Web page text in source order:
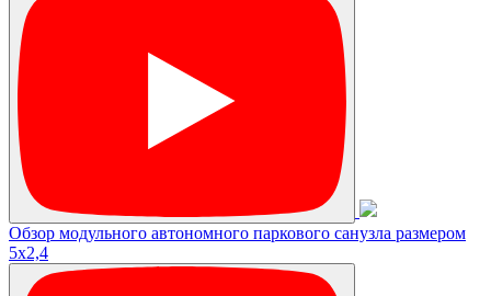
Обзор модульного автономного паркового санузла размером
5х2,4